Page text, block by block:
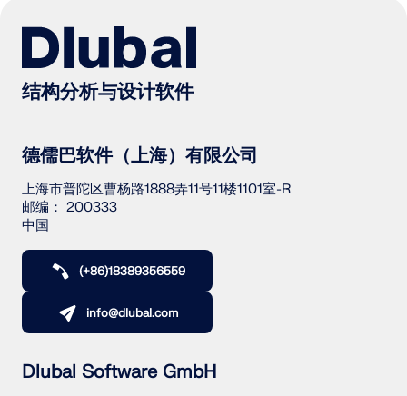
结构分析与设计软件
德儒巴软件（上海）有限公司
上海市普陀区曹杨路1888弄11号11楼1101室-R
邮编： 200333
中国
(+86)18389356559
info@dlubal.com
Dlubal Software GmbH